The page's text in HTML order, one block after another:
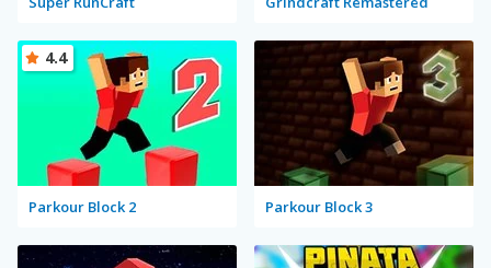
Parkour Block 2
4.4
Parkour Block 3